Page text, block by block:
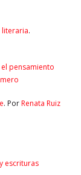
literaria.
pensamiento
. PorRenata Ruiz
escrituras